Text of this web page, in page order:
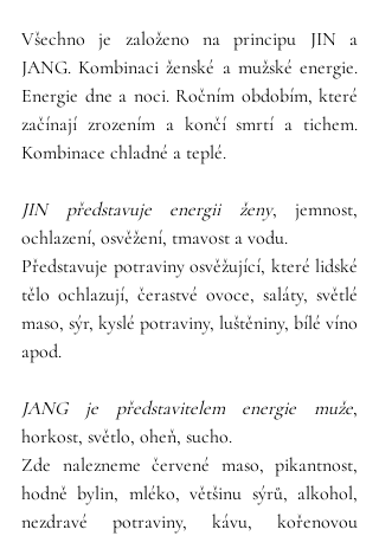
Všechno je založeno na principu JIN a
JANG. Kombinaci ženské a mužské energie.
Energie dne a noci. Ročním obdobím, které
začínají zrozením a končí smrtí a tichem.
Kombinace chladné a teplé.
JIN představuje energii ženy, jemnost,
ochlazení, osvěžení, tmavost a vodu.
Představuje potraviny osvěžující, které lidské
tělo ochlazují, čerastvé ovoce, saláty, světlé
maso, sýr, kyslé potraviny, luštěniny, bílé víno
apod.
JANG je představitelem energie muže,
horkost, světlo, oheň, sucho.
Zde nalezneme červené maso, pikantnost,
hodně bylin, mléko, většinu sýrů, alkohol,
nezdravé potraviny, kávu, kořenovou